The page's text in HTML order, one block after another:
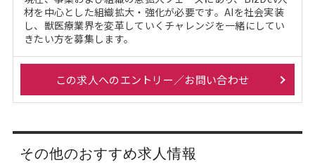
材を中心とした組織拡大・強化が必要です。AIを社会実装
し、獣医療業界を変革していくチャレンジを一緒にしてい
きたい方を募集します。
この求人へのエントリー／お問い合わせ
その他のおすすめ求人情報